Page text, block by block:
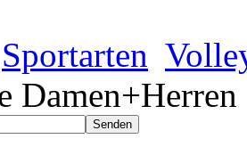
Sportarten
Damen+Herren